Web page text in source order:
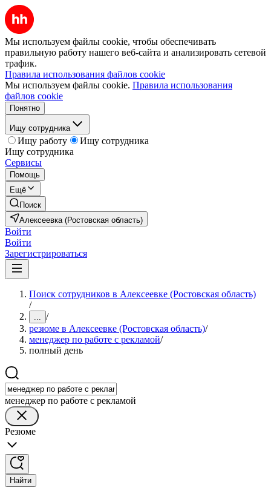
Мы используем файлы cookie, чтобы обеспечивать
правильную работу нашего веб-сайта и анализировать сетевой
трафик.
Правила использования файлов cookie
Мы используем файлы cookie. Правила использования
файлов cookie
Понятно
Ищу сотрудника
Ищу работу
Ищу сотрудника
Ищу сотрудника
Сервисы
Помощь
Ещё
Поиск
Алексеевка (Ростовская область)
Войти
Войти
Зарегистрироваться
Поиск сотрудников в Алексеевке (Ростовская область)
/
... /
резюме в Алексеевке (Ростовская область)/
менеджер по работе с рекламой/
полный день
менеджер по работе с рекламой
Резюме
Найти